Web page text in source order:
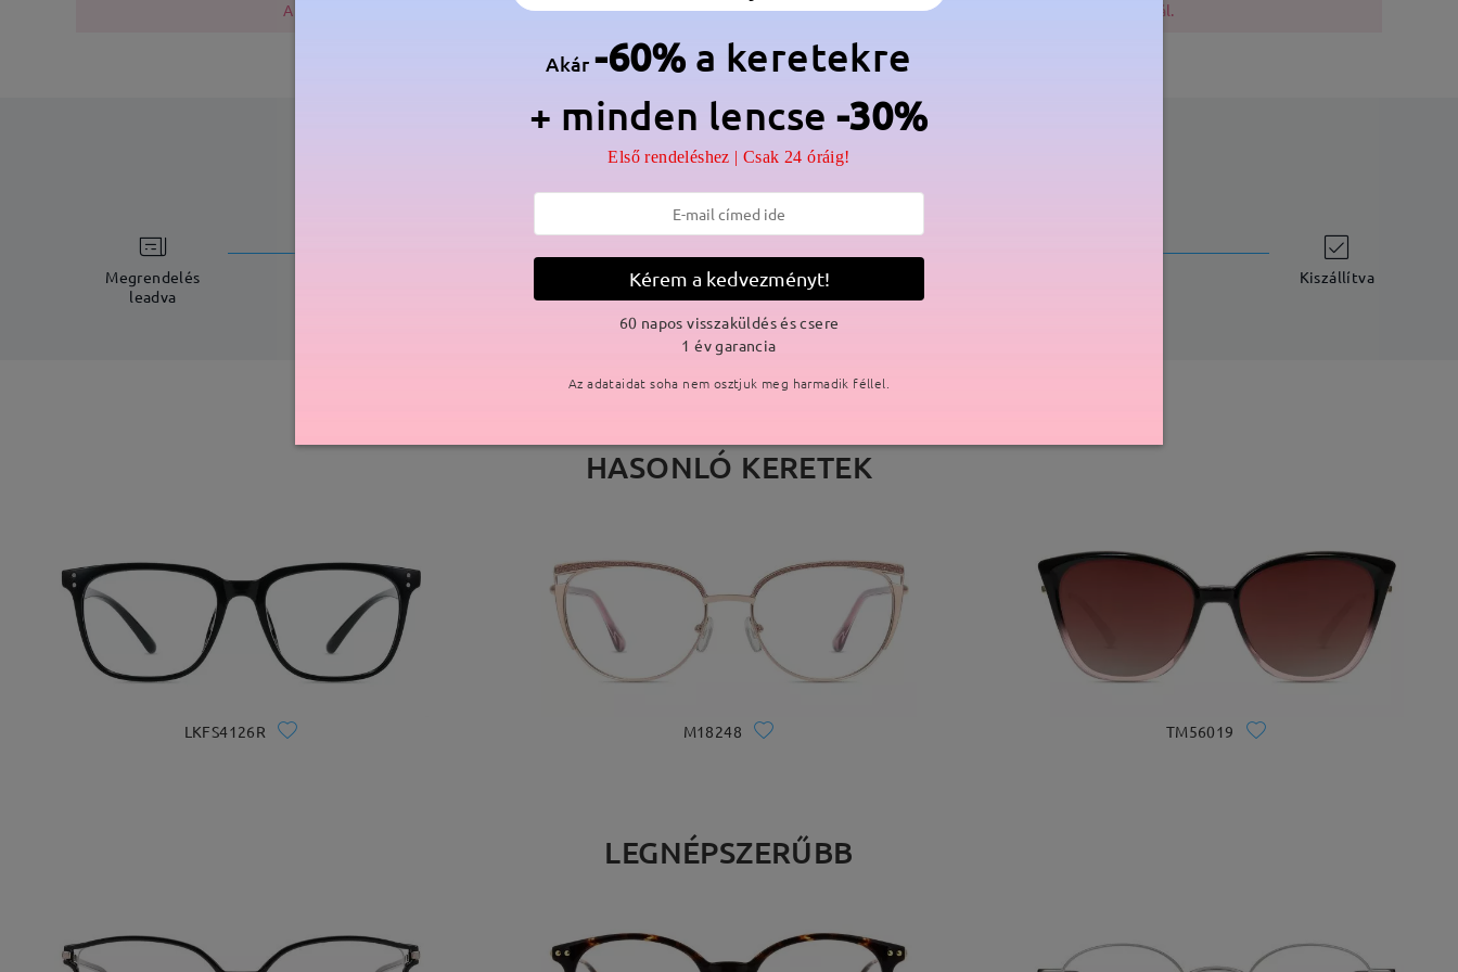
A fémszerkezet nikkelt tartalmaz a gyártási folyamat miatt. Nikkelallergiás vásárlók legyenek elővigyázatosak a vásárlásnál.
SZÁLLÍTÁS
Megrendelés
leadva
Elküldve Kiszállítva
HASONLÓ KERETEK
LKFS4126R M18248 TM56019
LEGNÉPSZERŰBB
Akár-60% a keretekre
+ minden lencse -30%
Első rendeléshez | Csak 24 óráig!
Kérem a kedvezményt!
60 napos visszaküldés és csere
1 év garancia
Az adataidat soha nem osztjuk meg harmadik féllel.